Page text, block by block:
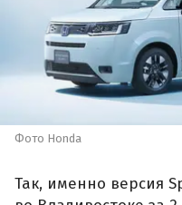
Фото Honda
Так, именно версия